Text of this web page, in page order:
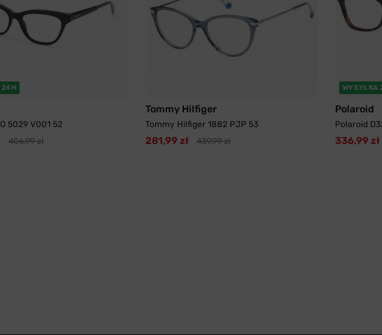
24H
5029 V001 52
406,99 zł
Tommy Hilfiger
Tommy Hilfiger 1882 PJP 53
281,99 zł 439,99 zł
WYSYŁKA
Polaroid
Polaroid
336,99 zł